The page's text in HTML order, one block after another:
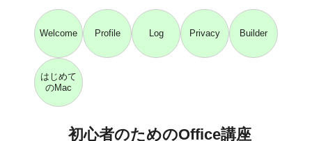
Welcome Profile Log Privacy Builder
はじめて
のMac
初心者のためのOffice講座